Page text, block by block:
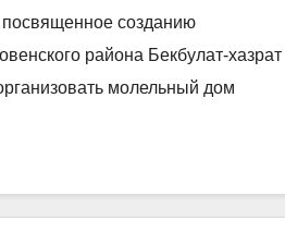
посвященное созданию
района Бекбулат-хазрат
молельный дом